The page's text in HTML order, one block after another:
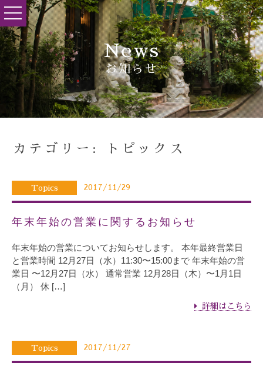
toggle
navigation
News
お知らせ
カテゴリー: トピックス
Topics 2017/11/29
年末年始の営業に関するお知らせ
年末年始の営業についてお知らせします。 本年最終営業日
と営業時間 12月27日（水）11:30〜15:00まで 年末年始の営
業日 〜12月27日（水） 通常営業 12月28日（木）〜1月1日
（月） 休 […]
詳細はこちら
Topics 2017/11/27